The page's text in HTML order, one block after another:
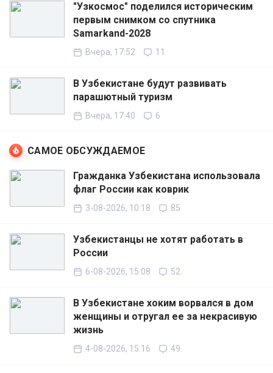
"Узкосмос" поделился историческим
первым снимком со спутника
Samarkand-2028
Вчера, 17:52 11
В Узбекистане будут развивать
парашютный туризм
Вчера, 17:40 6
САМОЕ ОБСУЖДАЕМОЕ
Гражданка Узбекистана использовала
флаг России как коврик
3-08-2026, 10:18 85
Узбекистанцы не хотят работать в
России
6-08-2026, 15:08 52
В Узбекистане хоким ворвался в дом
женщины и отругал ее за некрасивую
жизнь
4-08-2026, 15:16 49